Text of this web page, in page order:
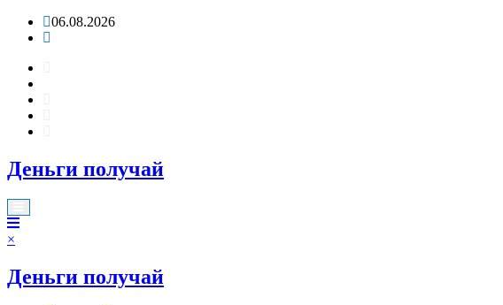
Перейти06.08.2026
Деньги получай
×
Деньги получай